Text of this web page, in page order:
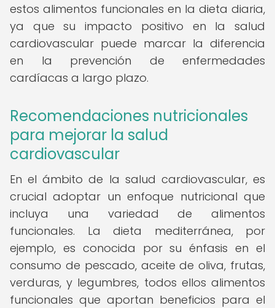
estos alimentos funcionales en la dieta diaria,
ya que su impacto positivo en la salud
cardiovascular puede marcar la diferencia
en la prevención de enfermedades
cardíacas a largo plazo.
Recomendaciones nutricionales
para mejorar la salud
cardiovascular
En el ámbito de la salud cardiovascular, es
crucial adoptar un enfoque nutricional que
incluya una variedad de alimentos
funcionales. La dieta mediterránea, por
ejemplo, es conocida por su énfasis en el
consumo de pescado, aceite de oliva, frutas,
verduras, y legumbres, todos ellos alimentos
funcionales que aportan beneficios para el